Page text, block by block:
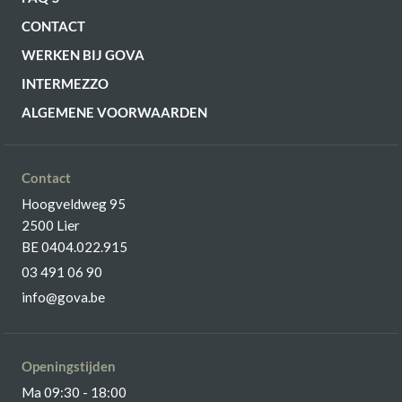
CONTACT
WERKEN BIJ GOVA
INTERMEZZO
ALGEMENE VOORWAARDEN
Contact
Hoogveldweg 95
2500 Lier
BE 0404.022.915
03 491 06 90
info@gova.be
Openingstijden
Ma 09:30 - 18:00